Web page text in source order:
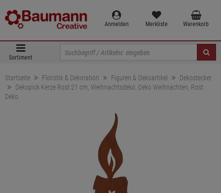
Anmelden Merkliste Warenkorb
Sortiment
Startseite Floristik & Dekoration Figuren & Dekoartikel
Dekostecker
Dekopick Kerze Rost 21 cm, Weihnachtsdeko, Deko Weihnachten, Rost
Deko